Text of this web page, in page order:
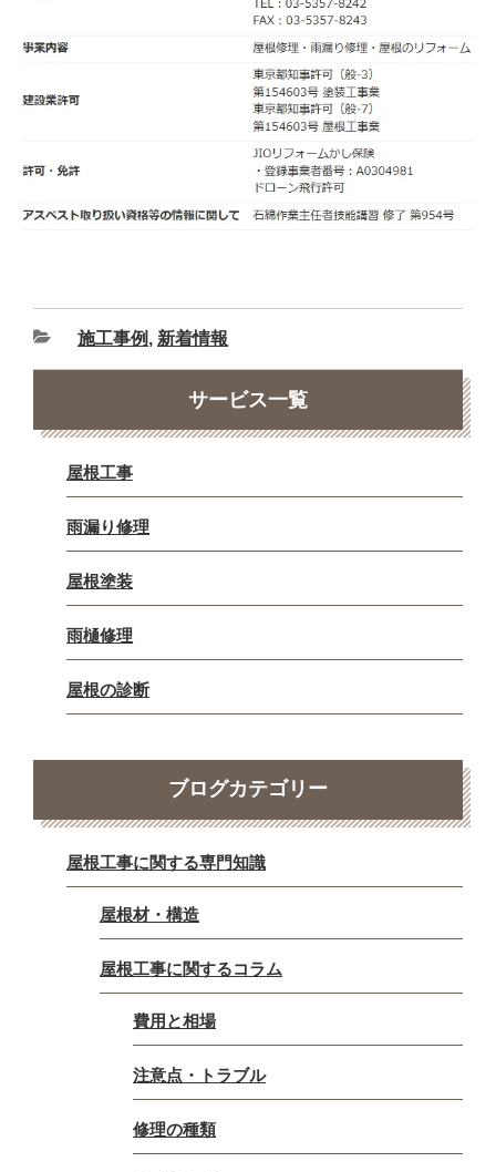
施工事例 , 新着情報
サービス一覧
屋根工事
雨漏り修理
屋根塗装
雨樋修理
屋根の診断
ブログカテゴリー
屋根工事に関する専門知識
屋根材・構造
屋根工事に関するコラム
費用と相場
注意点・トラブル
修理の種類